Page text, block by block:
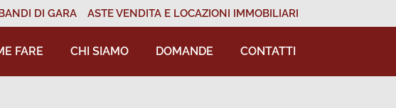
DI GARA ASTE VENDITA E LOCAZIONI IMMOBILIARI
FARE CHI SIAMO DOMANDE CONTATTI